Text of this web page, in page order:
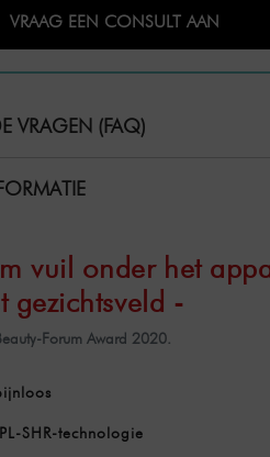
VRAAG EEN CONSULT AAN
VRAGEN (FAQ)
vuil onder het
gezichtsveld -
Forum Award 2020.
SHR-technologie